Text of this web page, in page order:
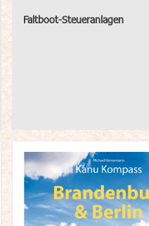
Faltboot-Steueranlagen